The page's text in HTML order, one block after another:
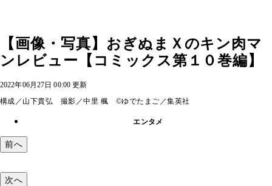
【画像・写真】おぎぬまＸのキン肉マ
ンレビュー【コミックス第１０巻編】
2022年06月27日 00:00 更新
構成／山下貴弘 撮影／中里 楓 ©ゆでたまご／集英社
エンタメ
前へ
次へ